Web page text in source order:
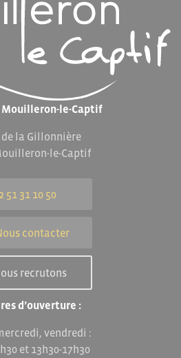
le-Captif
de la Gillonnière
le-Captif
51 31 10 50
contacter
recrutons
d’ouverture :
vendredi :
et 13h30-17h30